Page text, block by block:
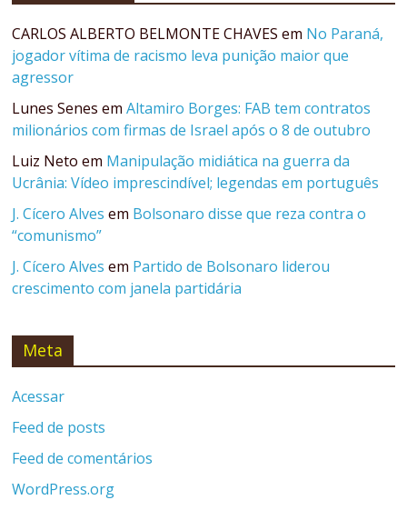
CARLOS ALBERTO BELMONTE CHAVES em No Paraná,
jogador vítima de racismo leva punição maior que
agressor
Lunes Senes emAltamiro Borges: FAB tem contratos
milionários com firmas de Israel após o 8 de outubro
Luiz Neto em Manipulação midiática na guerra da
Ucrânia: Vídeo imprescindível; legendas em português
J. Cícero Alves em Bolsonaro disse que reza contra o
“comunismo”
J. Cícero Alves em Partido de Bolsonaro liderou
crescimento com janela partidária
Meta
Acessar
Feed de posts
Feed de comentários
WordPress.org